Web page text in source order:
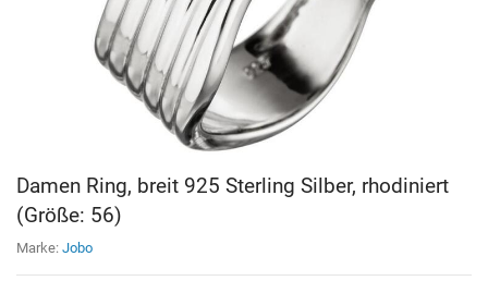
Damen Ring, breit 925 Sterling Silber, rhodiniert
(Größe: 56)
Marke: Jobo